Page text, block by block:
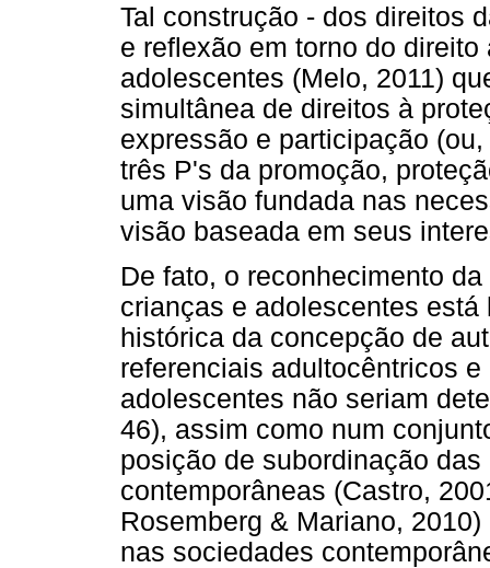
Tal construção - dos direitos
e reflexão em torno do
adolescentes (Melo, 2011)
simultânea de direitos à
expressão e participação
três P's da promoção,
uma visão fundada nas
visão baseada em seus
De fato, o reconhecimento
crianças e adolescentes
histórica da concepção de
referenciais adultocêntricos
adolescentes não seriam
46), assim como num
posição de subordinação
contemporâneas (Castro,
Rosemberg & Mariano,
nas sociedades